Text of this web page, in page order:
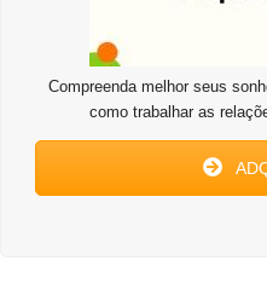
Compreenda melhor seus
como trabalhar as